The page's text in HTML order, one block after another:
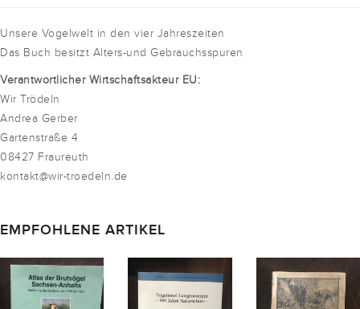
Unsere Vogelwelt in den vier Jahreszeiten
Das Buch besitzt Alters-und Gebrauchsspuren
Verantwortlicher Wirtschaftsakteur EU:
Wir Trödeln
Andrea Gerber
Gartenstraße 4
08427 Fraureuth
kontakt@wir-troedeln.de
EMPFOHLENE ARTIKEL